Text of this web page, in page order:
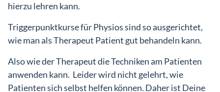
hierzu lehren kann.
Triggerpunktkurse für Physios sind so ausgerichtet,
wie man als Therapeut Patient gut behandeln kann.
Also wie der Therapeut die Techniken am Patienten
anwenden kann. Leider wird nicht gelehrt, wie
Patienten sich selbst helfen können. Daher ist Deine